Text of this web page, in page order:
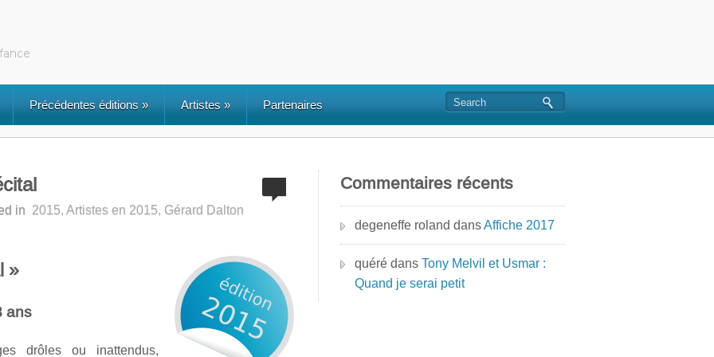
Précédentes éditions» Artistes» Partenaires
in 2015, Artistes en 2015, Gérard Dalton
»
ans
drôles ou inattendus,
Commentaires récents
degeneffe roland dansAffiche 2017
quérédans Tony Melvil et Usmar :
Quand je serai petit